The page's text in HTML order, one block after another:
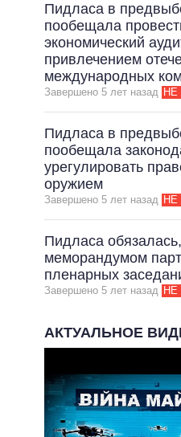
Пидласа в
пообещала
экономический
привлечением
международных
Завершено 5 лет назад
Пидласа в
пообещала
урегулировать
оружием
Завершено 5 лет назад
Пидласа
меморандумом
пленарных
Завершено 5 лет назад
АКТУАЛЬНОЕ